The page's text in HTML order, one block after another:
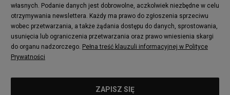
własnych. Podanie danych jest dobrowolne, aczkolwiek niezbędne w celu
otrzymywania newslettera. Każdy ma prawo do zgłoszenia sprzeciwu
wobec przetwarzania, a także żądania dostępu do danych, sprostowania,
usunięcia lub ograniczenia przetwarzania oraz prawo wniesienia skargi
do organu nadzorczego. Pełna treść klauzuli informacyjnej w Polityce
Prywatności